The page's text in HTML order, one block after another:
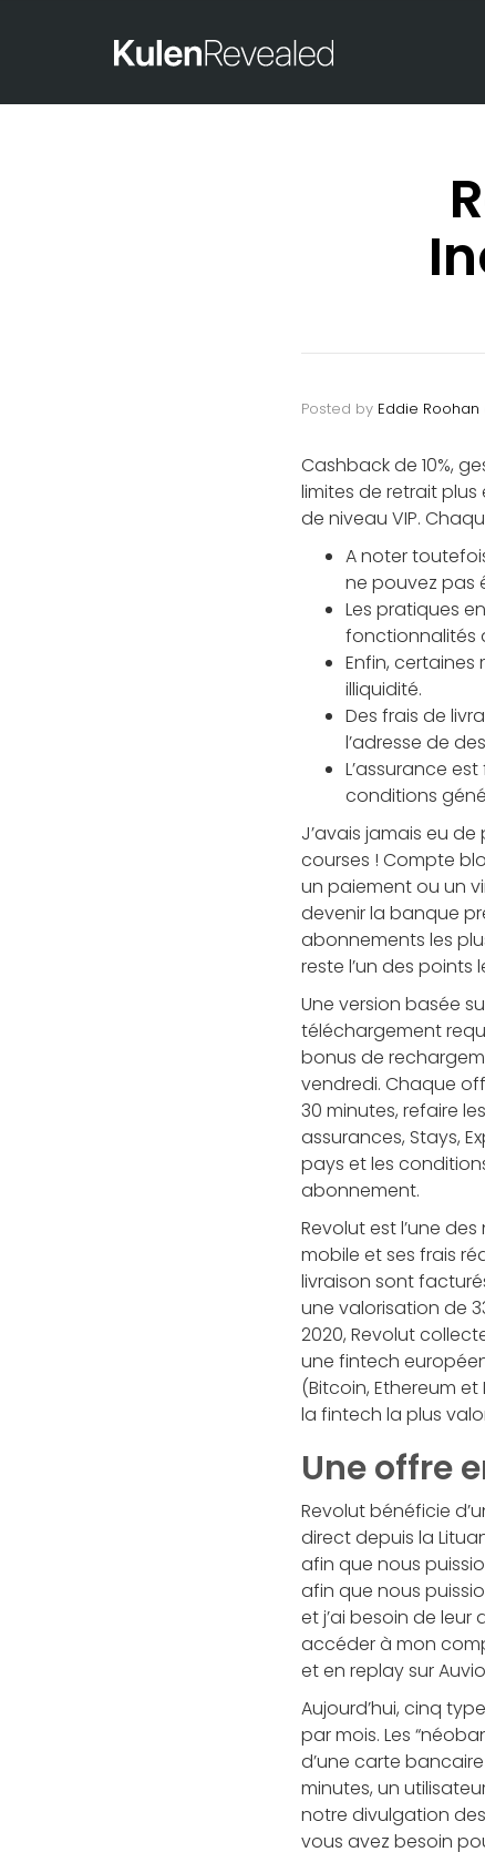
Posted by Eddie Roohan
Cashback de 10%,
limites de retrait
de niveau VIP.
A noter
ne pouvez pas
Les pratiques
fonctionnalités
Enfin, certaines
illiquidité.
Des frais de
l’adresse de
L’assurance
conditions
J’avais jamais eu
courses ! Compte
un paiement ou un
devenir la banque
abonnements les
reste l’un des points
Une version basée
téléchargement
bonus de
vendredi. Chaque
30 minutes, refaire
assurances, Stays,
pays et les
abonnement.
Revolut est l’une
mobile et ses frais
livraison sont
une valorisation de
2020, Revolut
une fintech
(Bitcoin, Ethereum
la fintech la plus
Une offre
Revolut bénéficie
direct depuis la
afin que nous
afin que nous
et j’ai besoin de
accéder à mon
et en replay sur
Aujourd’hui, cinq
par mois. Les
d’une carte
minutes, un
notre divulgation
vous avez besoin